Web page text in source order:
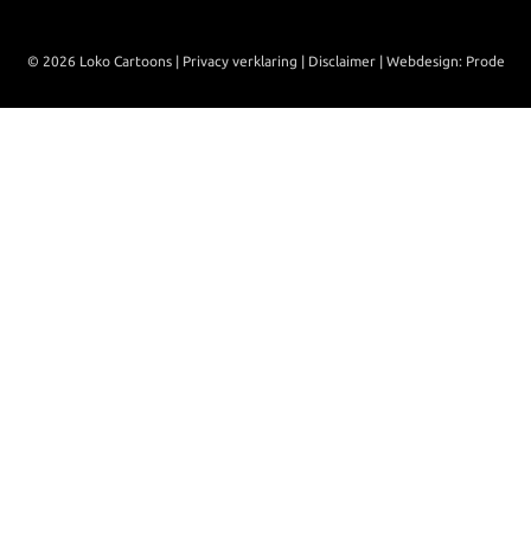
© 2026 Loko Cartoons | Privacy verklaring | Disclaimer| Webdesign: Prode